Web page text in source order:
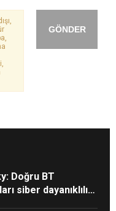
GÖNDER
Doğru BT
siber dayanıklılığı